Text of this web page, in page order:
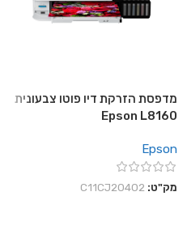
מדפסת הזרקת דיו פוטו צבעונית
Epson L8160
Epson
מק"ט: C11CJ20402